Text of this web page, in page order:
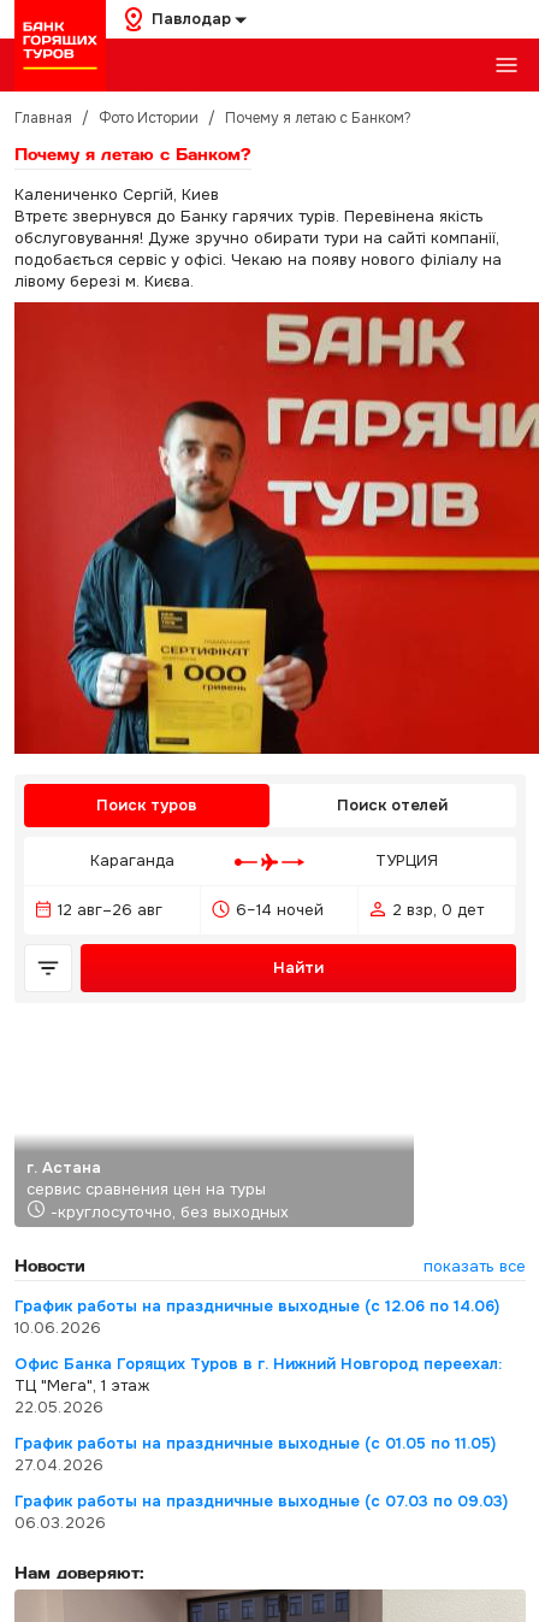
Павлодар
Главная / Фото Истории / Почему я летаю с Банком?
Почему я летаю с Банком?
Калениченко Сергій, Киев
Втретє звернувся до Банку гарячих турів. Перевінена якість
обслуговування! Дуже зручно обирати тури на сайті компанії,
подобається сервіс у офісі. Чекаю на появу нового філіалу на
лівому березі м. Києва.
Поиск туров Поиск отелей
Караганда ТУРЦИЯ
12 авг–26 авг 6–14 ночей 2 взр, 0 дет
Найти
г. Астана
сервис сравнения цен на туры
-круглосуточно, без выходных
Новости
показать все
График работы на праздничные выходные (с 12.06 по 14.06)
10.06.2026
Офис Банка Горящих Туров в г. Нижний Новгород переехал:
ТЦ "Мега", 1 этаж
22.05.2026
График работы на праздничные выходные (с 01.05 по 11.05)
27.04.2026
График работы на праздничные выходные (с 07.03 по 09.03)
06.03.2026
Нам доверяют: